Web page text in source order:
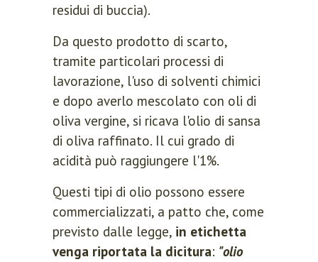
residui di buccia).
Da questo prodotto di scarto,
tramite particolari processi di
lavorazione, l'uso di solventi chimici
e dopo averlo mescolato con oli di
oliva vergine, si ricava l'olio di sansa
di oliva raffinato. Il cui grado di
acidità può raggiungere l'1%.
Questi tipi di olio possono essere
commercializzati, a patto che, come
previsto dalle legge, in etichetta
venga riportata la dicitura: "olio